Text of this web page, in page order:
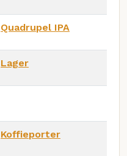
Quadrupel IPA
Lager
Koffieporter